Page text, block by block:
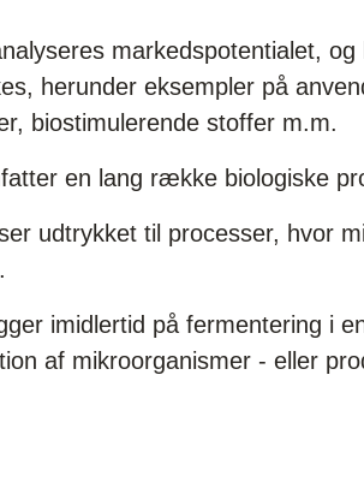
markedspotentialet,
herunder eksempler på
biostimulerende stoffer m.m.
en lang række biologiske
udtrykket til processer, hvor
imidlertid på fermentering i
af mikroorganismer - eller